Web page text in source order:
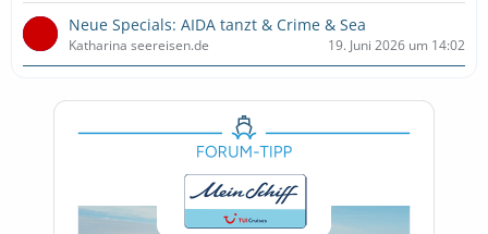
Neue Specials: AIDA tanzt & Crime & Sea
Katharina seereisen.de 19. Juni 2026 um 14:02